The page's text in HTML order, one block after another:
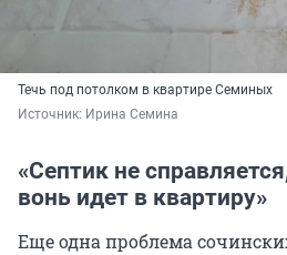
Течь под потолком в квартире Семиных
Источник: Ирина Семина
«Септик не
вонь идет в квартиру»
Еще одна проблема